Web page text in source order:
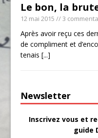
Le bon, la
12 mai 2015 // 3
Après avoir reçu ces
de compliment et
tenais[...]
Newsletter
Inscrivez vous et
guide